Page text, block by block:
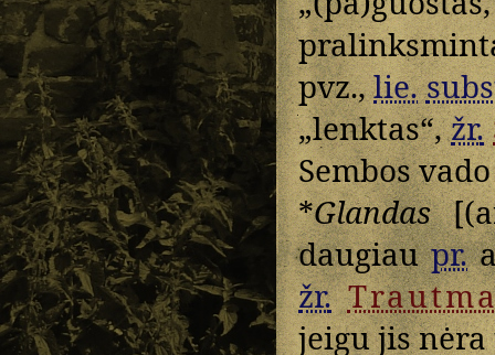
pvz.,lie.
„lenktas“,žr.
Sembos
*Glandas
daugiaupr.
žr.
jeigu jis